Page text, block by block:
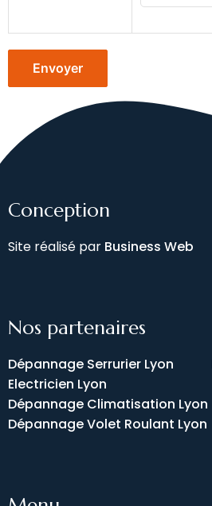
Conception
Site réalisé par Business Web
Nos partenaires
Dépannage Serrurier Lyon
Electricien Lyon
Dépannage Climatisation Lyon
Dépannage Volet Roulant Lyon